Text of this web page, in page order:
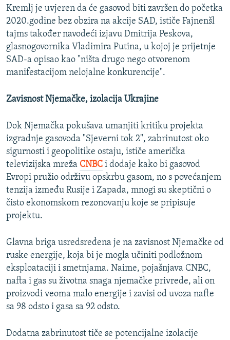
Kremlj je uvjeren da će gasovod biti završen do početka
2020.godine bez obzira na akcije SAD, ističe Fajnenšl
tajms također navodeći izjavu Dmitrija Peskova,
glasnogovornika Vladimira Putina, u kojoj je prijetnje
SAD-a opisao kao "ništa drugo nego otvorenom
manifestacijom nelojalne konkurencije".
Zavisnost Njemačke, izolacija Ukrajine
Dok Njemačka pokušava umanjiti kritiku projekta
izgradnje gasovoda "Sjeverni tok 2", zabrinutost oko
sigurnosti i geopolitike ostaju, ističe američka
televizijska mreža CNBC i dodaje kako bi gasovod
Evropi pružio održivu opskrbu gasom, no s povećanjem
tenzija između Rusije i Zapada, mnogi su skeptični o
čisto ekonomskom rezonovanju koje se pripisuje
projektu.
Glavna briga usredsređena je na zavisnost Njemačke od
ruske energije, koja bi je mogla učiniti podložnom
eksploataciji i smetnjama. Naime, pojašnjava CNBC,
nafta i gas su životna snaga njemačke privrede, ali on
proizvodi veoma malo energije i zavisi od uvoza nafte
sa 98 odsto i gasa sa 92 odsto.
Dodatna zabrinutost tiče se potencijalne izolacije